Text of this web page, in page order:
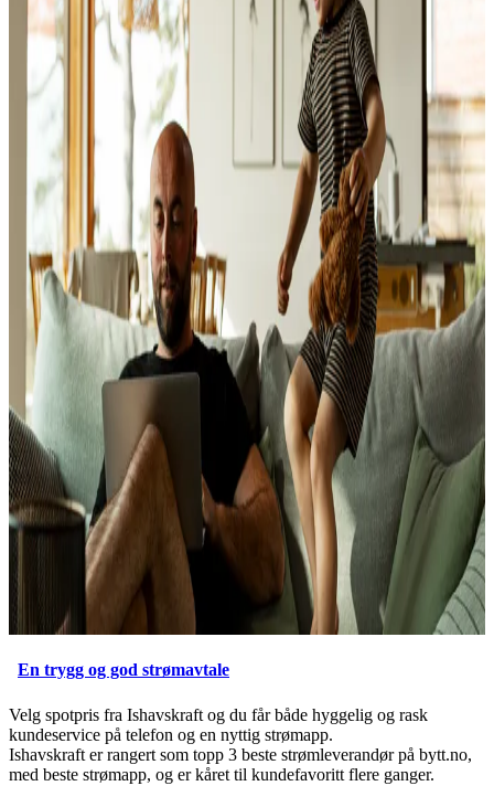
En trygg og god strømavtale
Velg spotpris fra Ishavskraft og du får både hyggelig og rask
kundeservice på telefon og en nyttig strømapp.
Ishavskraft er rangert som topp 3 beste strømleverandør på bytt.no,
med beste strømapp, og er kåret til kundefavoritt flere ganger.